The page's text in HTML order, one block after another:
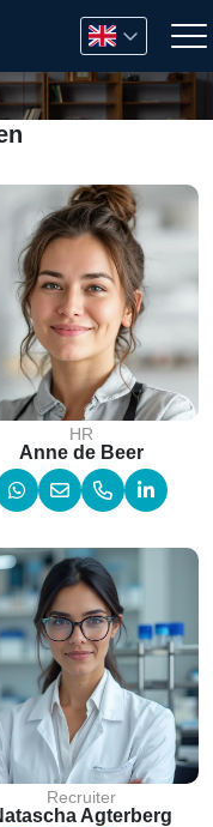
HR
Anne de Beer
Recruiter
Agterberg